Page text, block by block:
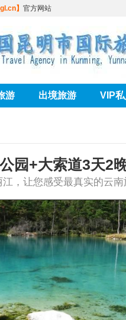
】 官方网站
游 出境旅游 VIP
园+大索道3天2
，让您感受最真实的云南